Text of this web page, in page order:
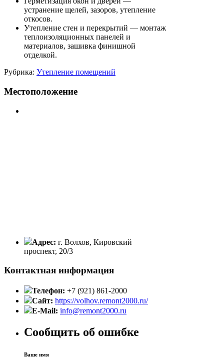
устранение щелей, зазоров, утепление
откосов.
Утепление стен и перекрытий — монтаж
теплоизоляционных панелей и
материалов, зашивка финишной
отделкой.
Рубрика: Утепление помещений
Местоположение
Адрес: г. Волхов, Кировский
проспект, 20/3
Контактная информация
Телефон: +7 (921) 861-2000
Сайт: https://volhov.remont2000.ru/
E-Mail: info@remont2000.ru
Сообщить об ошибке
Ваше имя